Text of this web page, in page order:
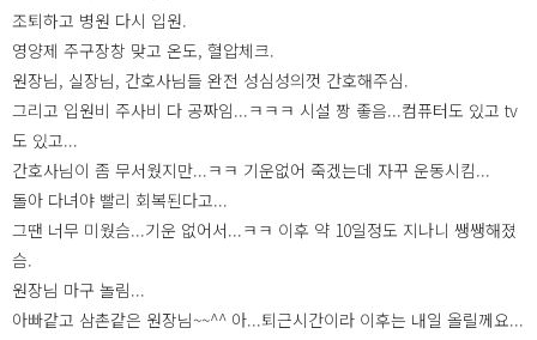
조퇴하고 병원 다시 입원.
영양제 주구장창 맞고 온도, 혈압체크.
원장님, 실장님, 간호사님들 완전 성심성의껏 간호해주심.
그리고 입원비 주사비 다 공짜임...ㅋㅋㅋ 시설 짱 좋음...컴퓨터도 있고 tv
도 있고...
간호사님이 좀 무서웠지만...ㅋㅋ 기운없어 죽겠는데 자꾸 운동시킴...
돌아 다녀야 빨리 회복된다고...
그땐 너무 미웠슴...기운 없어서...ㅋㅋ 이후 약 10일정도 지나니 쌩쌩해졌
슴.
원장님 마구 놀림...
아빠같고 삼촌같은 원장님~~^^ 아...퇴근시간이라 이후는 내일 올릴께요...